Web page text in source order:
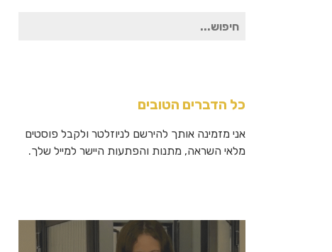
חיפוש
כל הדברים הטובים
אני מזמינה אותך להירשם לניוזלטר ולקבל פוסטים
מלאי השראה, מתנות והפתעות היישר למייל שלך.